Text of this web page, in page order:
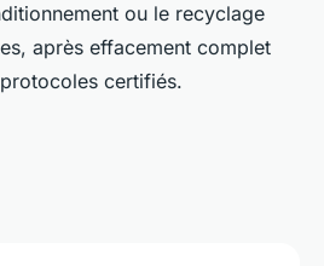
ou le recyclage
après effacement complet
certifiés.